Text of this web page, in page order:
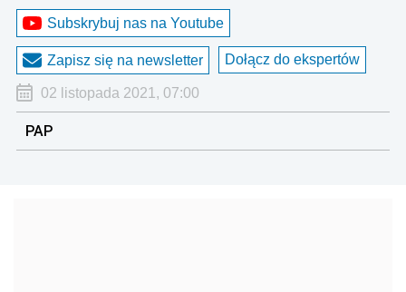
Subskrybuj nas na Youtube
Zapisz się na newsletter Dołącz do ekspertów
02 listopada 2021, 07:00
PAP